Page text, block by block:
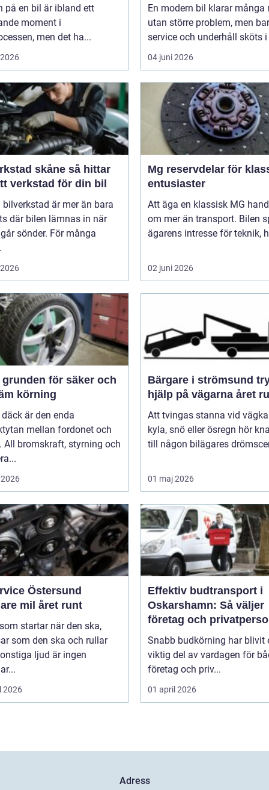
på en bil är ibland ett
moment i
men det ha...
En modern bil klarar många
utan större problem, men
service och underhåll sköts i
04 juni 2026
skåne så hittar
verkstad för din bil
bilverkstad är mer än bara
där bilen lämnas in när
sönder. För många
Mg reservdelar för
entusiaster
Att äga en klassisk MG
om mer än transport. Bilen
ägarens intresse för teknik,
02 juni 2026
körning
är den enda
mellan fordonet och
All bromskraft, styrning och
Bärgare i strömsund trygg
hjälp på vägarna året
Att tvingas stanna vid
kyla, snö eller ösregn hör
till någon bilägares
01 maj 2026
Östersund
mil året runt
startar när den ska,
som den ska och rullar
ljud är ingen
2026
Effektiv budtransport i
Oskarshamn: Så väljer
företag och
rätt lösning
Snabb budkörning har blivit
viktig del av vardagen för
företag och priv...
01 april 2026
Adress